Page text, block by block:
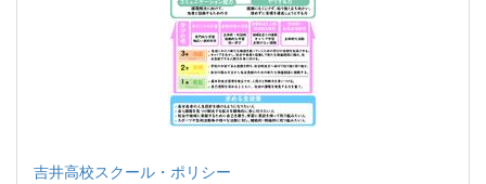
吉井高校スクール・ポリシー